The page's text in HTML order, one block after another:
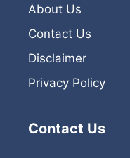
About Us
Contact Us
Disclaimer
Privacy Policy
Contact Us